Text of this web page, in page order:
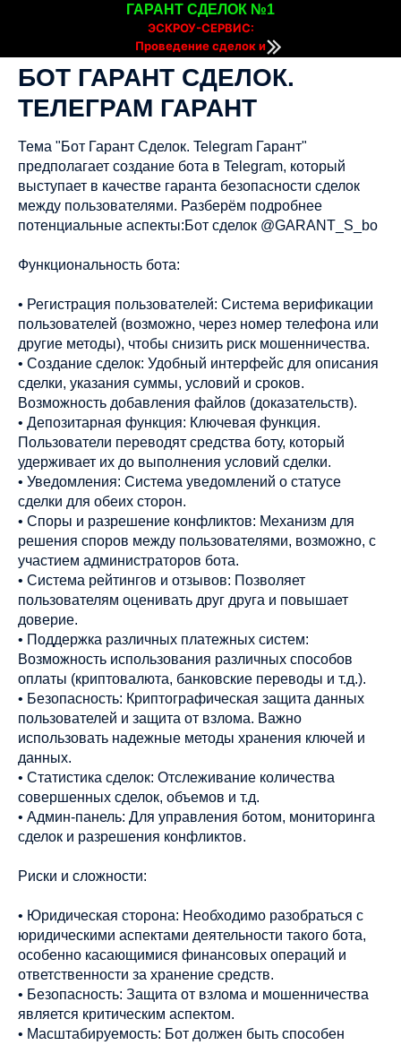
ЭСКРОУ-СЕРВИС:
Проведение сделок и
ГАРАНТ СДЕЛОК №1
БОТ ГАРАНТ СДЕЛОК.
ТЕЛЕГРАМ ГАРАНТ
Тема "Бот Гарант Сделок. Telegram Гарант"
предполагает создание бота в Telegram, который
выступает в качестве гаранта безопасности сделок
между пользователями. Разберём подробнее
потенциальные аспекты:Бот сделок @GARANT_S_bo
Функциональность бота:
• Регистрация пользователей: Система верификации
пользователей (возможно, через номер телефона или
другие методы), чтобы снизить риск мошенничества.
• Создание сделок: Удобный интерфейс для описания
сделки, указания суммы, условий и сроков.
Возможность добавления файлов (доказательств).
• Депозитарная функция: Ключевая функция.
Пользователи переводят средства боту, который
удерживает их до выполнения условий сделки.
• Уведомления: Система уведомлений о статусе
сделки для обеих сторон.
• Споры и разрешение конфликтов: Механизм для
решения споров между пользователями, возможно, с
участием администраторов бота.
• Система рейтингов и отзывов: Позволяет
пользователям оценивать друг друга и повышает
доверие.
• Поддержка различных платежных систем:
Возможность использования различных способов
оплаты (криптовалюта, банковские переводы и т.д.).
• Безопасность: Криптографическая защита данных
пользователей и защита от взлома. Важно
использовать надежные методы хранения ключей и
данных.
• Статистика сделок: Отслеживание количества
совершенных сделок, объемов и т.д.
• Админ-панель: Для управления ботом, мониторинга
сделок и разрешения конфликтов.
Риски и сложности:
• Юридическая сторона: Необходимо разобраться с
юридическими аспектами деятельности такого бота,
особенно касающимися финансовых операций и
ответственности за хранение средств.
• Безопасность: Защита от взлома и мошенничества
является критическим аспектом.
• Масштабируемость: Бот должен быть способен